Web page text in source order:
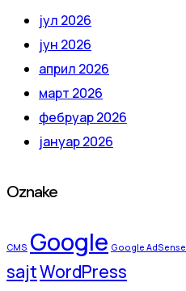
јул 2026
јун 2026
април 2026
март 2026
фебруар 2026
јануар 2026
Oznake
CMS Google Google AdSense
sajtWordPress